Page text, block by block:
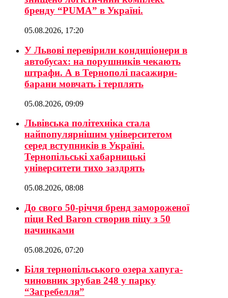
бренду “PUMA” в Україні.
05.08.2026, 17:20
У Львові перевірили кондиціонери в
автобусах: на порушників чекають
штрафи. А в Тернополі пасажири-
барани мовчать і терплять
05.08.2026, 09:09
Львівська політехніка стала
найпопулярнішим університетом
серед вступників в Україні.
Тернопільські хабарницькі
університети тихо заздрять
05.08.2026, 08:08
До свого 50-річчя бренд замороженої
піци Red Baron створив піцу з 50
начинками
05.08.2026, 07:20
Біля тернопільського озера хапуга-
чиновник зрубав 248 у парку
“Загребелля”